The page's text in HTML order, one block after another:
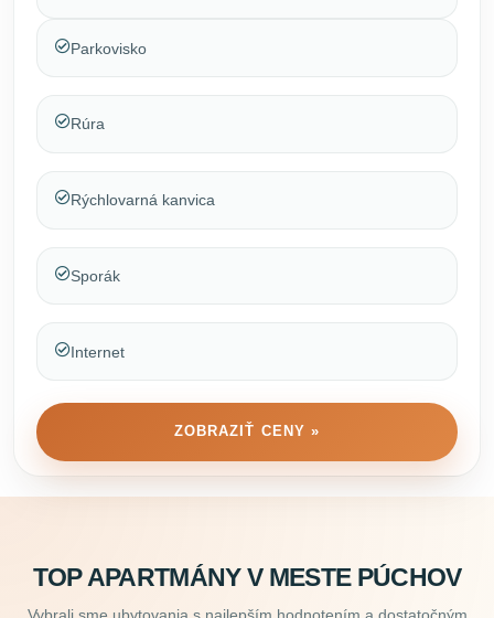
Parkovisko
Rúra
Rýchlovarná kanvica
Sporák
Internet
ZOBRAZIŤ CENY »
TOP APARTMÁNY V MESTE PÚCHOV